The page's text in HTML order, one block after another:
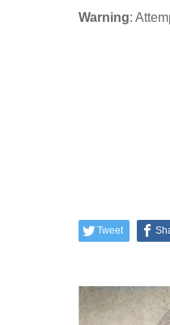
Warning:
Tweet